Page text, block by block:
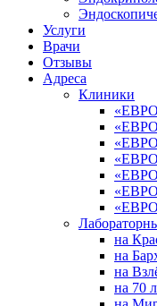
Услуги
Врачи
Отзывы
Адреса
Клиники
на
на
на
на 70